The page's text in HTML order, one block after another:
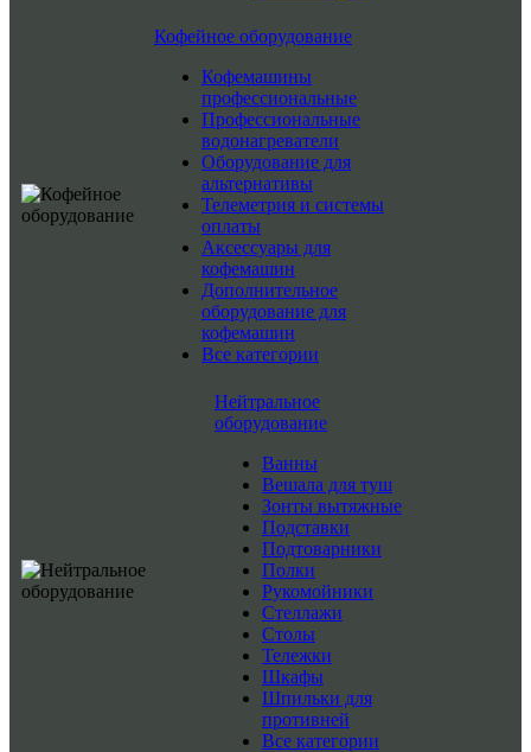
Кофейное оборудование
Кофемашины
профессиональные
Профессиональные
водонагреватели
Оборудование для
альтернативы
Телеметрия и системы
оплаты
Аксессуары для
кофемашин
Дополнительное
оборудование для
кофемашин
Все категории
Нейтральное
оборудование
Ванны
Вешала для туш
Зонты вытяжные
Подставки
Подтоварники
Полки
Рукомойники
Стеллажи
Столы
Тележки
Шкафы
Шпильки для
противней
Все категории